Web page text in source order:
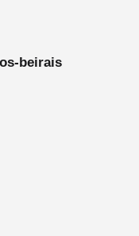
beirais